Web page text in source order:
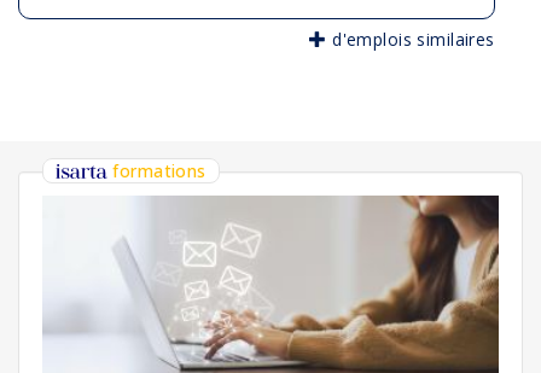
d'emplois similaires
formations